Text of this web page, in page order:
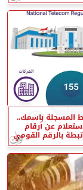
المسجلة باسمك..
عن أرقام
بالرقم القومي